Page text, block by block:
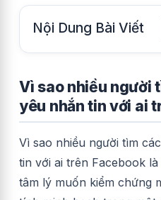
Nội Dung Bài Viết
Vì sao nhiều người
yêu nhắn tin với ai
Vì sao nhiều người tìm
tin với ai trên Facebook
tâm lý muốn kiểm chứng